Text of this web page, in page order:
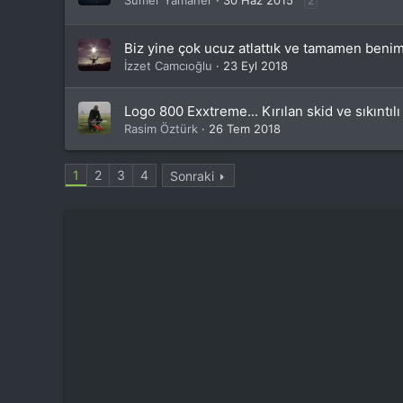
Biz yine çok ucuz atlattık ve tamamen
İzzet Camcıoğlu 23 Eyl 2018
Logo 800 Exxtreme... Kırılan skid ve
Rasim Öztürk 26 Tem 2018
1 2 3 4 Sonraki